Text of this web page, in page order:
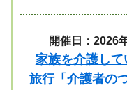
開催日：2026
家族を介護し
旅行「介護者の